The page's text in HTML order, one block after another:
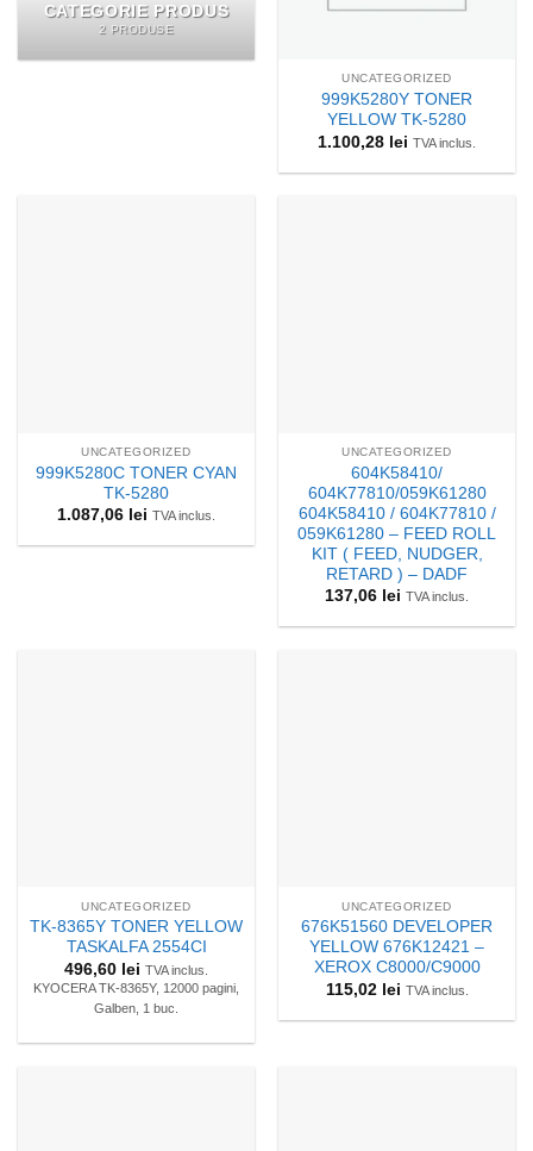
CATEGORIE PRODUS
2 PRODUSE
UNCATEGORIZED
999K5280Y TONER
YELLOW TK-5280
1.100,28 lei TVA inclus.
UNCATEGORIZED
999K5280C TONER CYAN
TK-5280
1.087,06 lei TVA inclus.
UNCATEGORIZED
604K58410/
604K77810/059K61280
604K58410 / 604K77810 /
059K61280 – FEED ROLL
KIT ( FEED, NUDGER,
RETARD ) – DADF
137,06 lei TVA inclus.
UNCATEGORIZED
TK-8365Y TONER YELLOW
TASKALFA 2554CI
496,60 lei TVA inclus.
KYOCERA TK-8365Y, 12000 pagini,
Galben, 1 buc.
UNCATEGORIZED
676K51560 DEVELOPER
YELLOW 676K12421 –
XEROX C8000/C9000
115,02 lei TVA inclus.